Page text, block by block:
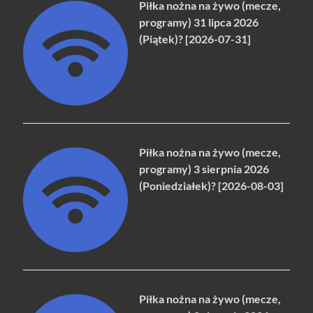
Piłka nożna na żywo (mecze,
programy) 31 lipca 2026
(Piątek)? [2026-07-31]
Piłka nożna na żywo (mecze,
programy) 3 sierpnia 2026
(Poniedziałek)? [2026-08-03]
Piłka nożna na żywo (mecze,